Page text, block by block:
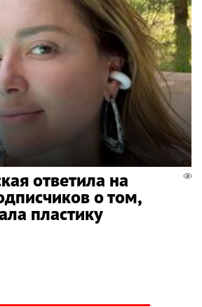
ответила на
о том,
пластику